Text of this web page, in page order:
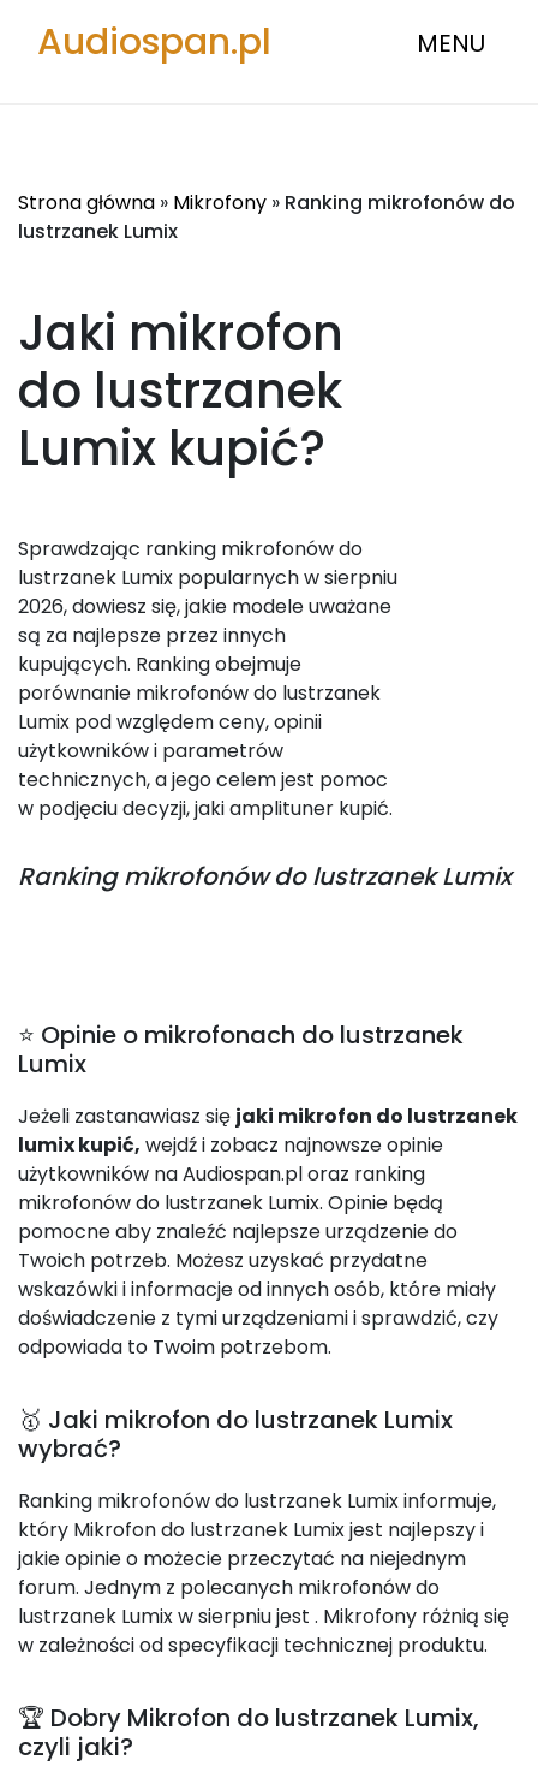
Audiospan.pl MENU
Strona główna » Mikrofony » Ranking mikrofonów do
lustrzanek Lumix
Jaki mikrofon
do lustrzanek
Lumix kupić?
Sprawdzając ranking mikrofonów do
lustrzanek Lumix popularnych w sierpniu
2026, dowiesz się, jakie modele uważane
są za najlepsze przez innych
kupujących. Ranking obejmuje
porównanie mikrofonów do lustrzanek
Lumix pod względem ceny, opinii
użytkowników i parametrów
technicznych, a jego celem jest pomoc
w podjęciu decyzji, jaki amplituner kupić.
Rankingmikrofonów do lustrzanek Lumix
⭐ Opinie o mikrofonach do lustrzanek
Lumix
Jeżeli zastanawiasz się jaki mikrofon do lustrzanek
lumix kupić, wejdź i zobacz najnowsze opinie
użytkowników na Audiospan.pl oraz ranking
mikrofonów do lustrzanek Lumix. Opinie będą
pomocne aby znaleźć najlepsze urządzenie do
Twoich potrzeb. Możesz uzyskać przydatne
wskazówki i informacje od innych osób, które miały
doświadczenie z tymi urządzeniami i sprawdzić, czy
odpowiada to Twoim potrzebom.
🥇 Jaki mikrofon do lustrzanek Lumix
wybrać?
Ranking mikrofonów do lustrzanek Lumix informuje,
który Mikrofon do lustrzanek Lumix jest najlepszy i
jakie opinie o możecie przeczytać na niejednym
forum. Jednym z polecanych mikrofonów do
lustrzanek Lumix w sierpniu jest . Mikrofony różnią się
w zależności od specyfikacji technicznej produktu.
🏆 Dobry Mikrofon do lustrzanek Lumix,
czyli jaki?